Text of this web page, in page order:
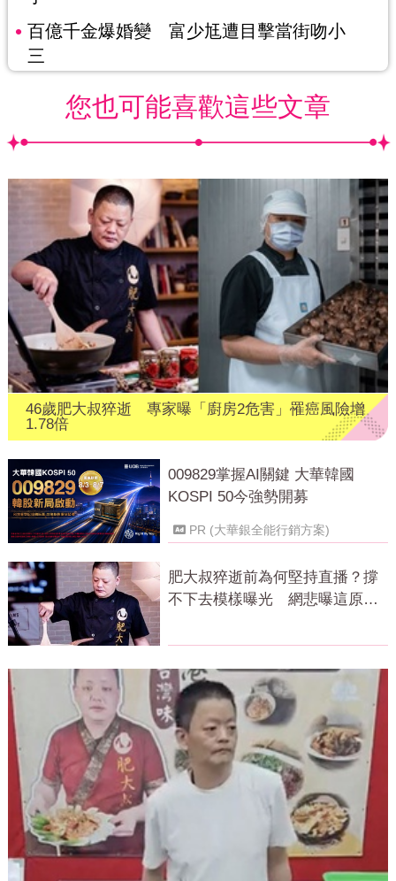
百億千金爆婚變 富少尪遭目擊當街吻小
三
您也可能喜歡這些文章
46歲肥大叔猝逝 專家曝「廚房2危害」罹癌風險增
1.78倍
009829掌握AI關鍵 大華韓國
KOSPI 50今強勢開募
PR (大華銀全能行銷方案)
肥大叔猝逝前為何堅持直播？撐
不下去模樣曝光 網悲曝這原因